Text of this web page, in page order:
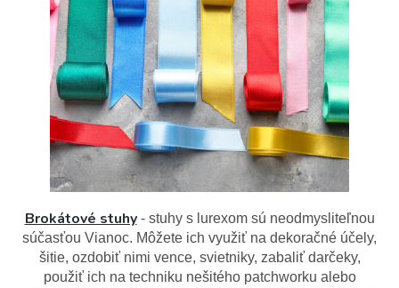
Brokátové stuhy - stuhy s lurexom sú neodmysliteľnou
súčasťou Vianoc. Môžete ich využiť na dekoračné účely,
šitie, ozdobiť nimi vence, svietniky, zabaliť darčeky,
použiť ich na techniku nešitého patchworku alebo